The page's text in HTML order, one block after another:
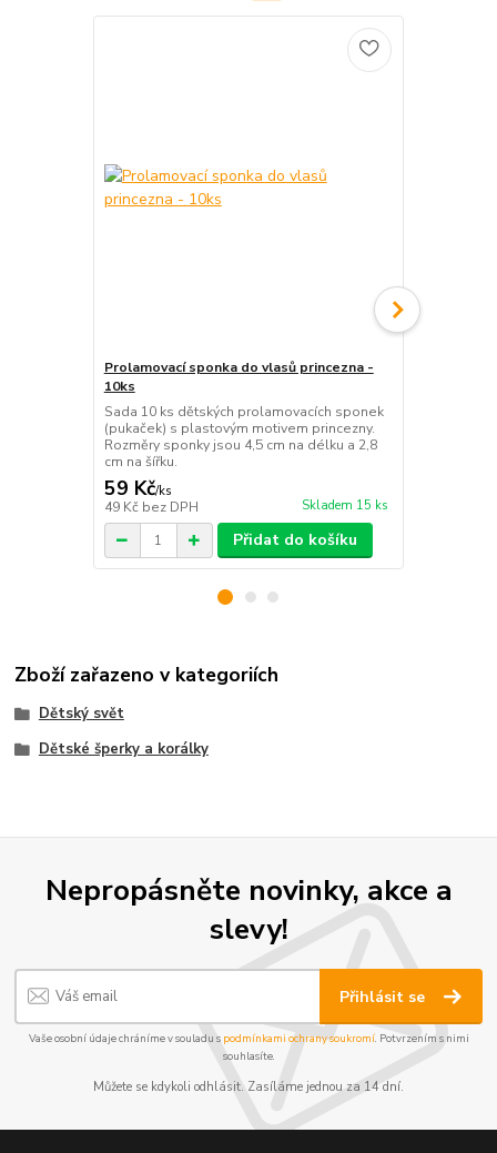
Prolamovací sponka do vlasů princezna -
10ks
Sada 10 ks dětských prolamovacích sponek
(pukaček) s plastovým motivem princezny.
Rozměry sponky jsou 4,5 cm na délku a 2,8
cm na šířku.
59 Kč/ks
49 Kč bez DPH Skladem 15 ks
Přidat do košíku
Zboží zařazeno v kategoriích
Dětský svět
Dětské šperky a korálky
Nepropásněte novinky, akce a
slevy!
Přihlásit se
Vaše osobní údaje chráníme v souladu s podmínkami ochrany soukromí. Potvrzením s nimi
souhlasíte.
Můžete se kdykoli odhlásit. Zasíláme jednou za 14 dní.